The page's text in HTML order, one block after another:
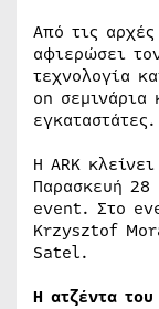
Από τις
αφιερώσει
τεχνολογία
on σεμινάρια
εγκαταστάτες.
Η ARK
Παρασκευή 28
event. Στο
Krzysztof
Satel.
Η ατζέντα